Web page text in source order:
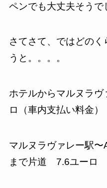
ペンでも大丈夫そうで
さてさて、ではどの
うと。。。。
ホテルからマルヌラ
ロ（車内支払い料金
マルヌラヴァレー駅〜
まで片道 7.6ユーロ